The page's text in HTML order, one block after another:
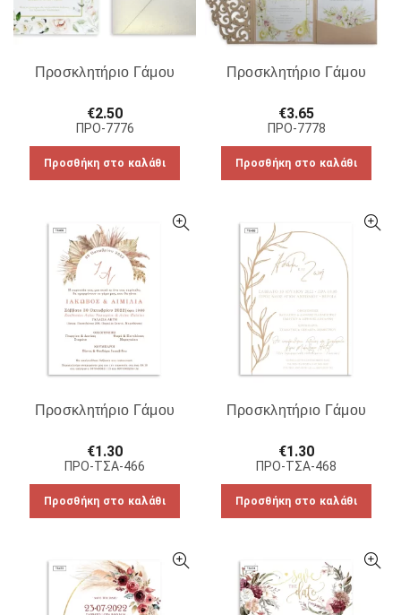
Προσκλητήριο Γάμου
€2.50
ΠΡΟ-7776
Προσθήκη στο καλάθι
Προσκλητήριο Γάμου
€3.65
ΠΡΟ-7778
Προσθήκη στο καλάθι
Προσκλητήριο Γάμου
€1.30
ΠΡΟ-ΤΣΑ-466
Προσθήκη στο καλάθι
Προσκλητήριο Γάμου
€1.30
ΠΡΟ-ΤΣΑ-468
Προσθήκη στο καλάθι